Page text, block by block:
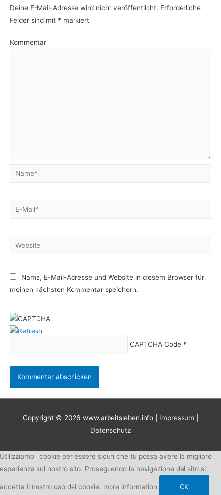
Deine E-Mail-Adresse wird nicht veröffentlicht. Erforderliche
Felder sind mit * markiert
Kommentar
Name*
E-
Website
Name, E-Mail-Adresse und Website in diesem Browser für
meinen nächsten Kommentar speichern.
CAPTCHA Code*
Copyright © 2026 www.arbeitsleben.info Impressum
Datenschutz
Utilizziamo i cookie per essere sicuri che tu possa avere la migliore
esperienza sul nostro sito. Proseguendo la navigazione del sito si
accetta il nostro uso dei cookie. more information OK